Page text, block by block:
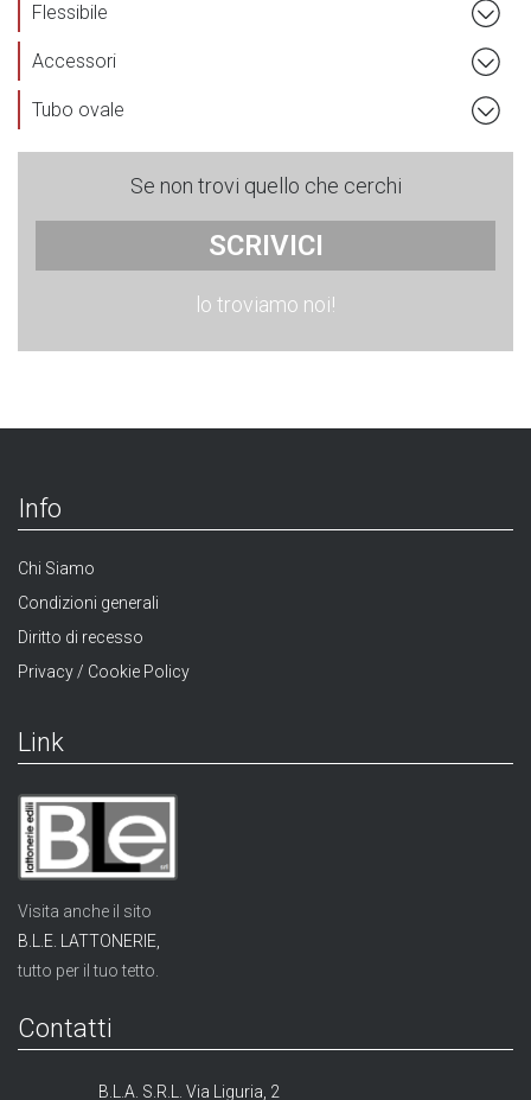
Flessibile
Accessori
Tubo ovale
Se non trovi quello che cerchi
SCRIVICI
lo troviamo noi!
Info
Chi Siamo
Condizioni generali
Diritto di recesso
Privacy / Cookie Policy
Link
Visita anche il sito
B.L.E. LATTONERIE,
tutto per il tuo tetto.
Contatti
B.L.A. S.R.L. Via Liguria, 2